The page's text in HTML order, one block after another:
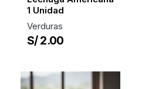
1 Unidad
Verduras
S/ 2.00